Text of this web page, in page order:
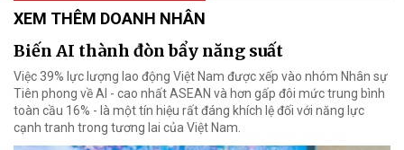
XEM THÊM DOANH NHÂN
Biến AI thành đòn bẩy năng suất
Việc 39% lực lượng lao động Việt Nam được xếp vào nhóm Nhân sự
Tiên phong về AI - cao nhất ASEAN và hơn gấp đôi mức trung bình
toàn cầu 16% - là một tín hiệu rất đáng khích lệ đối với năng lực
cạnh tranh trong tương lai của Việt Nam.